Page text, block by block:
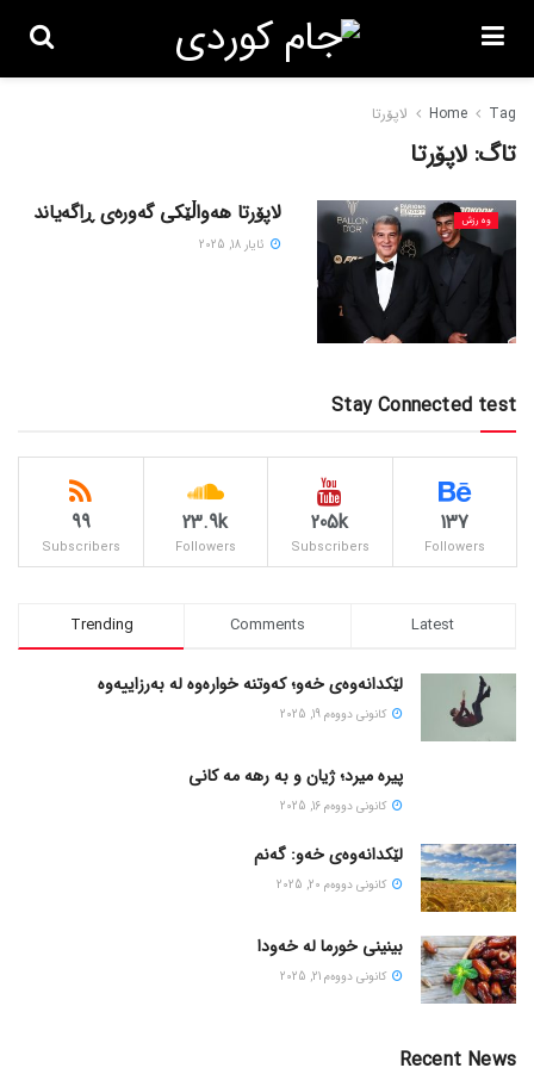
Home Tag لاپۆرتا
تاگ: لاپۆرتا
وەرزش لاپۆرتا هەواڵێکی گەورەی ڕاگەیاند
ئایار 18, 2025
Stay Connected test
137
Followers
205k
Subscribers
23.9k
Followers
99
Subscribers
Trending Comments Latest
لێکدانەوەی خەو؛ کەوتنە خوارەوە لە بەرزاییەوە
كانونی دووه‌م 19, 2025
پیره میرد؛ ژیان و به رهه مه کانی
كانونی دووه‌م 16, 2025
لێکدانەوەی خەو: گەنم
كانونی دووه‌م 20, 2025
بینینی خورما لە خەودا
كانونی دووه‌م 21, 2025
Recent News